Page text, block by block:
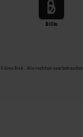
Billie
Ome Dick . Alle rechten voorbehouden